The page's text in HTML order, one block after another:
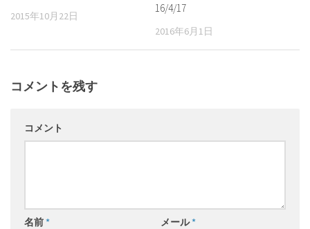
2015年10月22日
16/4/17
2016年6月1日
コメントを残す
コメント
名前* メール*